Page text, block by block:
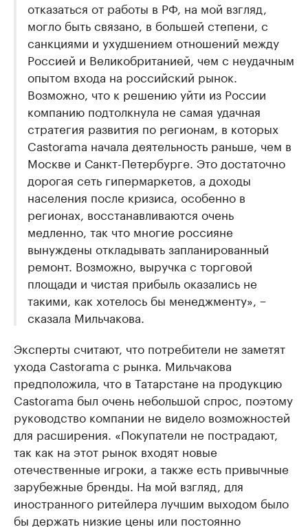
отказаться от работы в РФ, на мой взгляд,
могло быть связано, в большей степени, с
санкциями и ухудшением отношений между
Россией и Великобританией, чем с неудачным
опытом входа на российский рынок.
Возможно, что к решению уйти из России
компанию подтолкнула не самая удачная
стратегия развития по регионам, в которых
Castorama начала деятельность раньше, чем в
Москве и Санкт-Петербурге. Это достаточно
дорогая сеть гипермаркетов, а доходы
населения после кризиса, особенно в
регионах, восстанавливаются очень
медленно, так что многие россияне
вынуждены откладывать запланированный
ремонт. Возможно, выручка с торговой
площади и чистая прибыль оказались не
такими, как хотелось бы менеджменту», −
сказала Мильчакова.
Эксперты считают, что потребители не заметят
ухода Castorama с рынка. Мильчакова
предположила, что в Татарстане на продукцию
Castorama был очень небольшой спрос, поэтому
руководство компании не видело возможностей
для расширения. «Покупатели не пострадают,
так как на этот рынок входят новые
отечественные игроки, а также есть привычные
зарубежные бренды. На мой взгляд, для
иностранного ритейлера лучшим выходом было
бы держать низкие цены или постоянно